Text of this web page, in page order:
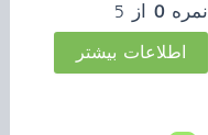
نمره0 از 5
اطلاعات بیشتر